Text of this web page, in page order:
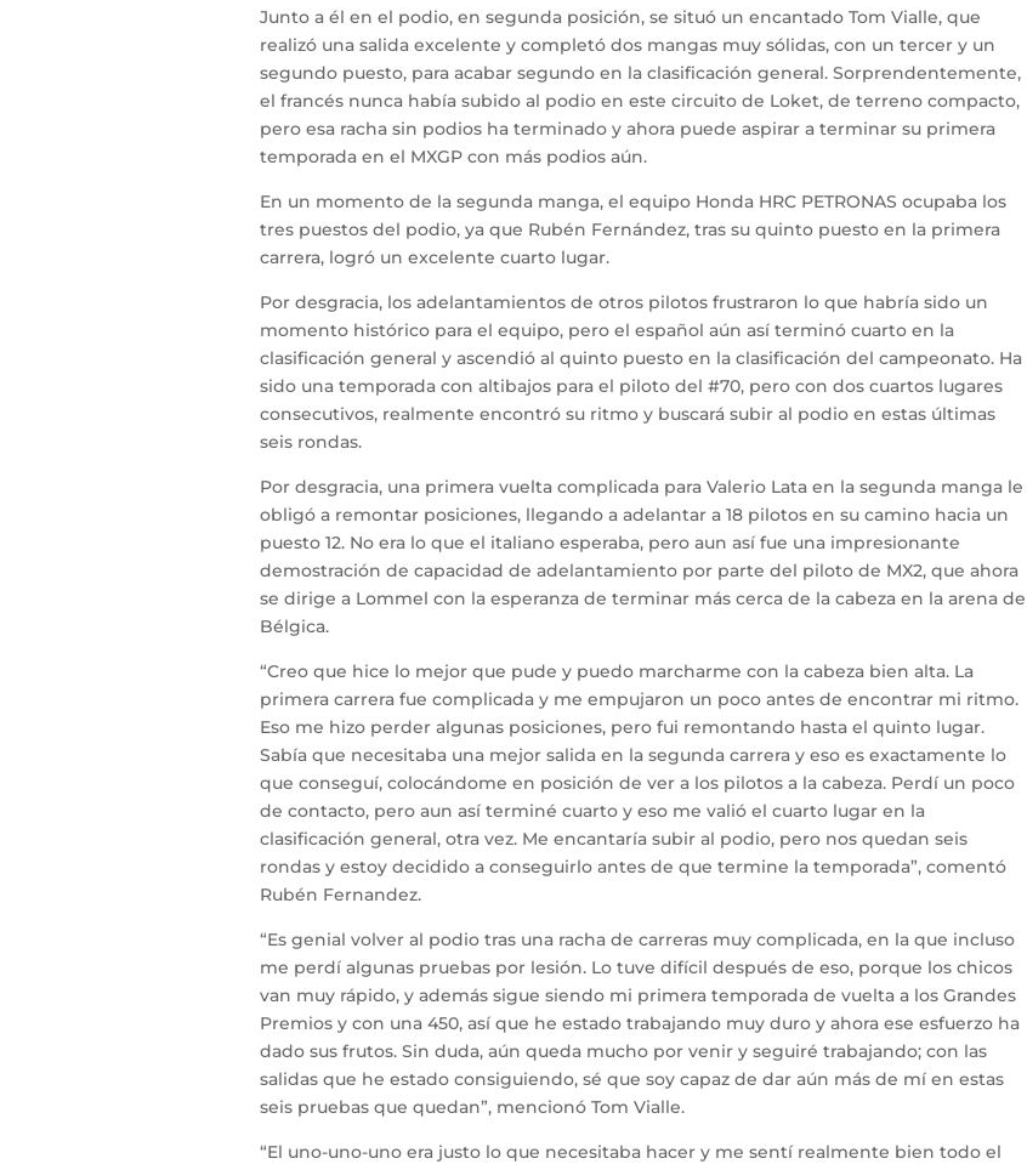
Junto a él en el podio, en segunda posición, se situó un encantado Tom Vialle, que
realizó una salida excelente y completó dos mangas muy sólidas, con un tercer y un
segundo puesto, para acabar segundo en la clasificación general. Sorprendentemente,
el francés nunca había subido al podio en este circuito de Loket, de terreno compacto,
pero esa racha sin podios ha terminado y ahora puede aspirar a terminar su primera
temporada en el MXGP con más podios aún.
En un momento de la segunda manga, el equipo Honda HRC PETRONAS ocupaba los
tres puestos del podio, ya que Rubén Fernández, tras su quinto puesto en la primera
carrera, logró un excelente cuarto lugar.
Por desgracia, los adelantamientos de otros pilotos frustraron lo que habría sido un
momento histórico para el equipo, pero el español aún así terminó cuarto en la
clasificación general y ascendió al quinto puesto en la clasificación del campeonato. Ha
sido una temporada con altibajos para el piloto del #70, pero con dos cuartos lugares
consecutivos, realmente encontró su ritmo y buscará subir al podio en estas últimas
seis rondas.
Por desgracia, una primera vuelta complicada para Valerio Lata en la segunda manga le
obligó a remontar posiciones, llegando a adelantar a 18 pilotos en su camino hacia un
puesto 12. No era lo que el italiano esperaba, pero aun así fue una impresionante
demostración de capacidad de adelantamiento por parte del piloto de MX2, que ahora
se dirige a Lommel con la esperanza de terminar más cerca de la cabeza en la arena de
Bélgica.
“Creo que hice lo mejor que pude y puedo marcharme con la cabeza bien alta. La
primera carrera fue complicada y me empujaron un poco antes de encontrar mi ritmo.
Eso me hizo perder algunas posiciones, pero fui remontando hasta el quinto lugar.
Sabía que necesitaba una mejor salida en la segunda carrera y eso es exactamente lo
que conseguí, colocándome en posición de ver a los pilotos a la cabeza. Perdí un poco
de contacto, pero aun así terminé cuarto y eso me valió el cuarto lugar en la
clasificación general, otra vez. Me encantaría subir al podio, pero nos quedan seis
rondas y estoy decidido a conseguirlo antes de que termine la temporada”, comentó
Rubén Fernandez.
“Es genial volver al podio tras una racha de carreras muy complicada, en la que incluso
me perdí algunas pruebas por lesión. Lo tuve difícil después de eso, porque los chicos
van muy rápido, y además sigue siendo mi primera temporada de vuelta a los Grandes
Premios y con una 450, así que he estado trabajando muy duro y ahora ese esfuerzo ha
dado sus frutos. Sin duda, aún queda mucho por venir y seguiré trabajando; con las
salidas que he estado consiguiendo, sé que soy capaz de dar aún más de mí en estas
seis pruebas que quedan”, mencionó Tom Vialle.
“El uno-uno-uno era justo lo que necesitaba hacer y me sentí realmente bien todo el